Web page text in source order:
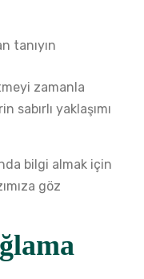
tanıyın
zamanla
yaklaşımı
bilgi almak için
göz